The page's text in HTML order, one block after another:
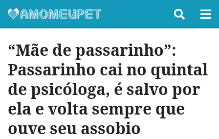
“Mãe de passarinho”:
Passarinho cai no quintal
de psicóloga, é salvo por
ela e volta sempre que
ouve seu assobio